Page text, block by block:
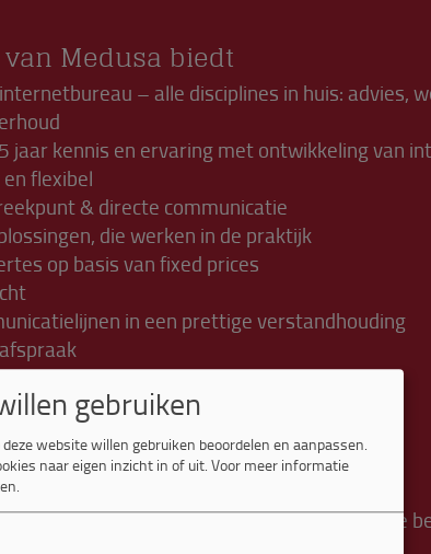
Medusa biedt
– alle disciplines in huis: advies,
jaar kennis en ervaring met ontwikkeling van
flexibel
& directe communicatie
die werken in de praktijk
op basis van fixed prices
in een prettige verstandhouding
kwaliteit.
profiteert hiervan!
project weer als een nieuwe uitdaging om de
gebruiken
website willen gebruiken beoordelen en aanpassen.
naar eigen inzicht in of uit. Voor meer informatie